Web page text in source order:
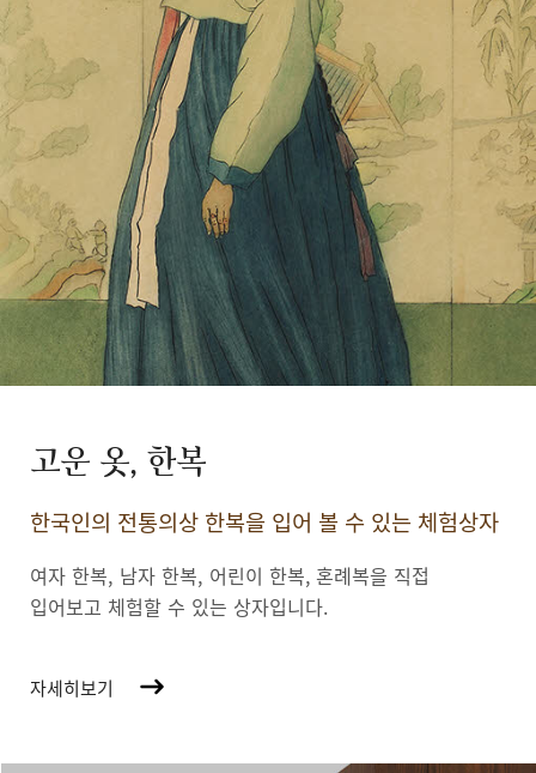
고운 옷, 한복
한국인의 전통의상 한복을 입어 볼 수 있는 체험상자
여자 한복, 남자 한복, 어린이 한복, 혼례복을 직접
입어보고 체험할 수 있는 상자입니다.
자세히보기